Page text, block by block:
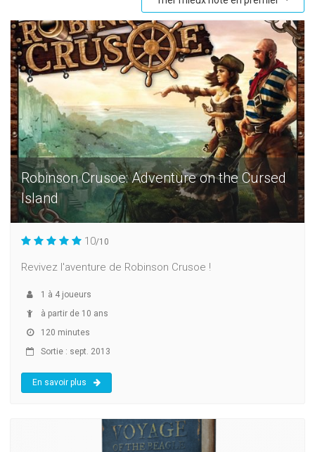
Robinson Crusoe: Adventure on the Cursed
Island
10/10
Revivez l'aventure de Robinson Crusoe !
1 à 4 joueurs
à partir de 10 ans
120 minutes
Sortie : sept. 2013
En savoir plus